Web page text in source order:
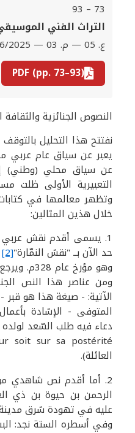
73 – 93
‫التراث الفني
ع. 05 — م. 03 — 30/06/2025
PDF (pp. 73–93)
النصوص الجنائزية
نفتتح هذا التحليل
يعبر عن سياق عام عربي
عن سياق محلي (وطني)
التعبيرية الأولى ظلت
وتظهر معالمها في
خلال هذين المثالين:
1
. يسمى أقدم نقش عربي
حد الآن بــ "نقش النمّارة"[2]
وهو مؤرخ عام 328م.
ومن عناصر هذا النص
الآتية: - صيغة هذا هو قبر
المتوفى - الإشادة بأعمال
دعاء فيه طلب السّعد لولده
soit sur sa postérité
العائلة).
2
. أما أقدم نص شاهدي
الرحمن بن حيوة بن ذي
عليه في تهودة شرق
وفي أسطره الستة نجد: